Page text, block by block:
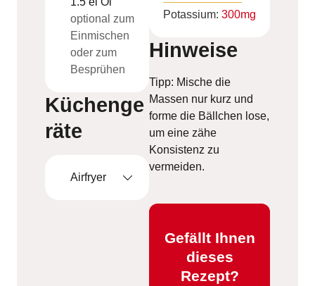
optional zum
Einmischen
oder zum
Besprühen
Küchenge
räte
Airfryer
Potassium: 300mg
Hinweise
Tipp: Mische die
Massen nur kurz und
forme die Bällchen lose,
um eine zähe
Konsistenz zu
vermeiden.
Gefällt Ihnen
dieses
Rezept?